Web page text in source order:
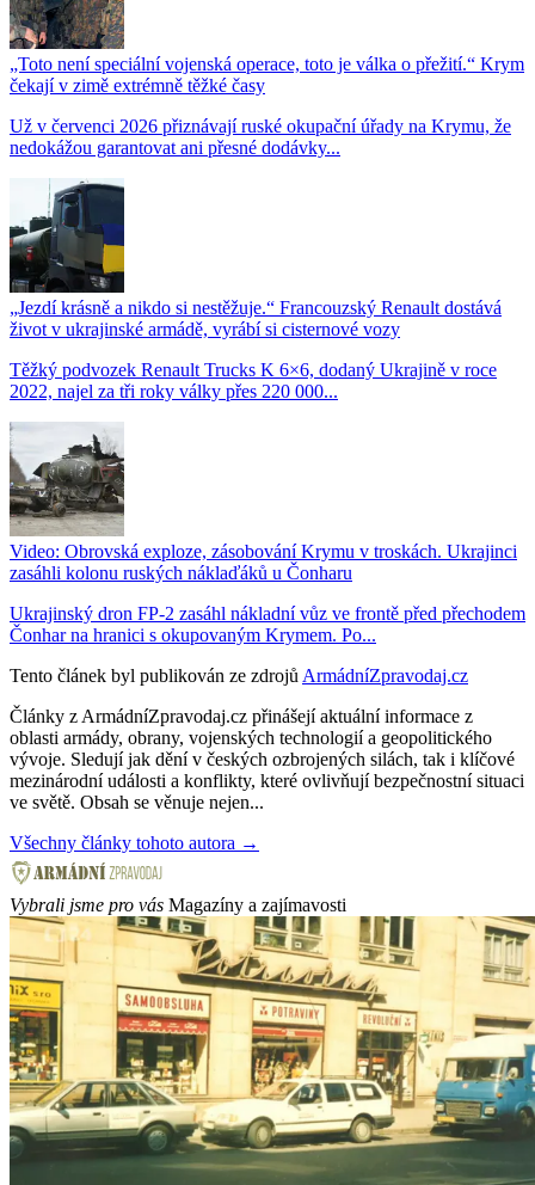
„Toto není speciální vojenská operace, toto je válka o přežití.“ Krym
čekají v zimě extrémně těžké časy
Už v červenci 2026 přiznávají ruské okupační úřady na Krymu, že
nedokážou garantovat ani přesné dodávky...
„Jezdí krásně a nikdo si nestěžuje.“ Francouzský Renault dostává
život v ukrajinské armádě, vyrábí si cisternové vozy
Těžký podvozek Renault Trucks K 6×6, dodaný Ukrajině v roce
2022, najel za tři roky války přes 220 000...
Video: Obrovská exploze, zásobování Krymu v troskách. Ukrajinci
zasáhli kolonu ruských náklaďáků u Čonharu
Ukrajinský dron FP-2 zasáhl nákladní vůz ve frontě před přechodem
Čonhar na hranici s okupovaným Krymem. Po...
Tento článek byl publikován ze zdrojů ArmádníZpravodaj.cz
Články z ArmádníZpravodaj.cz přinášejí aktuální informace z
oblasti armády, obrany, vojenských technologií a geopolitického
vývoje. Sledují jak dění v českých ozbrojených silách, tak i klíčové
mezinárodní události a konflikty, které ovlivňují bezpečnostní situaci
ve světě. Obsah se věnuje nejen...
Všechny články tohoto autora →
Vybrali jsme pro vás Magazíny a zajímavosti